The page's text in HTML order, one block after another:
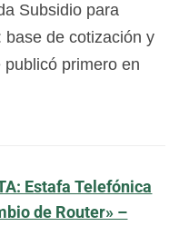
Subsidio para
base de cotización y
primero en
Estafa Telefónica
de Router» –